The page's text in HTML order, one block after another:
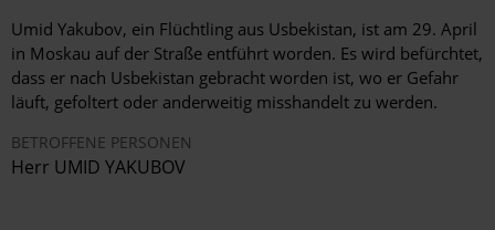
Umid Yakubov, ein Flüchtling aus Usbekistan, ist am 29. April
in Moskau auf der Straße entführt worden. Es wird befürchtet,
dass er nach Usbekistan gebracht worden ist, wo er Gefahr
läuft, gefoltert oder anderweitig misshandelt zu werden.
BETROFFENE PERSONEN
Herr UMID YAKUBOV